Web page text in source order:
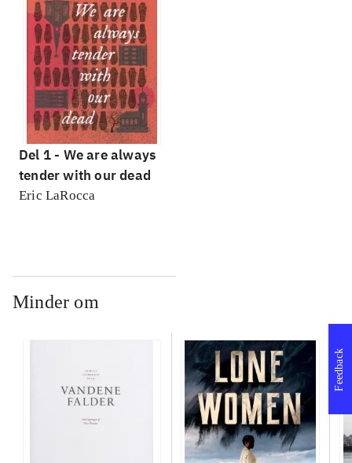
Del 1 - We are always
tender with our dead
Eric LaRocca
Minder om
Feedback